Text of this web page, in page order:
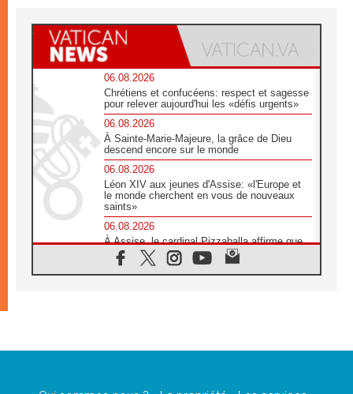
06.08.2026
Chrétiens et confucéens: respect et sagesse
pour relever aujourd'hui les «défis urgents»
06.08.2026
À Sainte-Marie-Majeure, la grâce de Dieu
descend encore sur le monde
06.08.2026
Léon XIV aux jeunes d'Assise: «l'Europe et
le monde cherchent en vous de nouveaux
saints»
06.08.2026
À Assise, le cardinal Pizzaballa affirme que
«les chrétiens veulent la paix»
06.08.2026
message de paix et de dignité humaine»